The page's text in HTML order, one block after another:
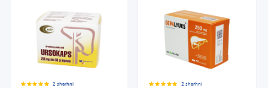
2 sharhni 2 sharhni